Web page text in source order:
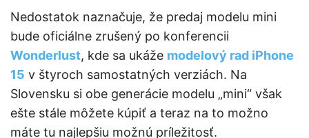
Nedostatok naznačuje, že predaj modelu mini
bude oficiálne zrušený po konferencii
Wonderlust, kde sa ukáže modelový rad iPhone
15 v štyroch samostatných verziách. Na
Slovensku si obe generácie modelu „mini“ však
ešte stále môžete kúpiť a teraz na to možno
máte tu najlepšiu možnú príležitosť.